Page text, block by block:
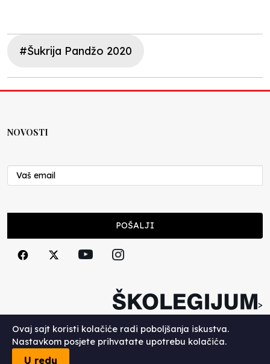
#Šukrija Pandžo 2020
NOVOSTI
POŠALJI
>
Copyright (c) 2026. Školegijum.
Ovaj sajt koristi kolačiće radi poboljšanja iskustva.
Nastavkom posjete prihvatate upotrebu kolačića.
U redu